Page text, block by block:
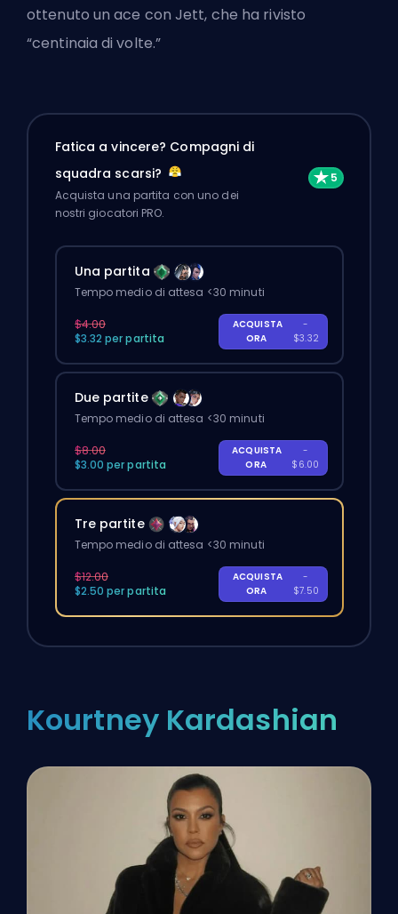
ottenuto un ace con Jett, che ha rivisto
“centinaia di volte.”
Fatica a vincere? Compagni di
squadra scarsi?
Acquista una partita con uno dei
nostri giocatori PRO.
Una partita
Tempo medio di attesa <30 minuti
$4.00
$3.32 per partita
ACQUISTA
ORA
-
$3.32
Due partite
Tempo medio di attesa <30 minuti
$8.00
$3.00 per partita
ACQUISTA
ORA
-
$6.00
Tre partite
Tempo medio di attesa <30 minuti
$12.00
$2.50 per partita
ACQUISTA
ORA
-
$7.50
Kourtney Kardashian